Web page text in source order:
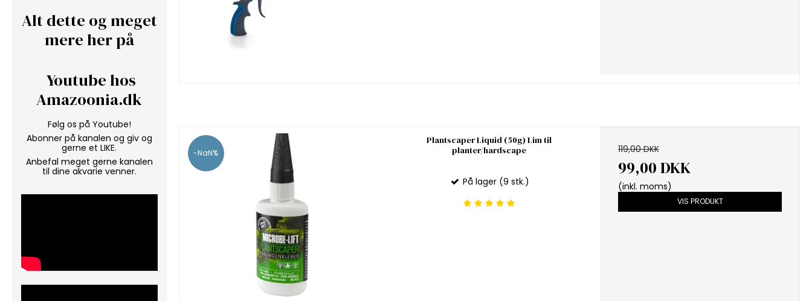
Alt dette og meget
mere her på
Youtube hos
Amazoonia.dk
Følg os på Youtube!
Abonner på kanalen og giv og
gerne et LIKE.
Anbefal meget gerne kanalen
til dine akvarie venner.
-NaN%
Plantscaper Liquid (50g) Lim til
planter/hardscape
På lager (9 stk.)
119,00 DKK
99,00 DKK
(inkl. moms)
VIS PRODUKT